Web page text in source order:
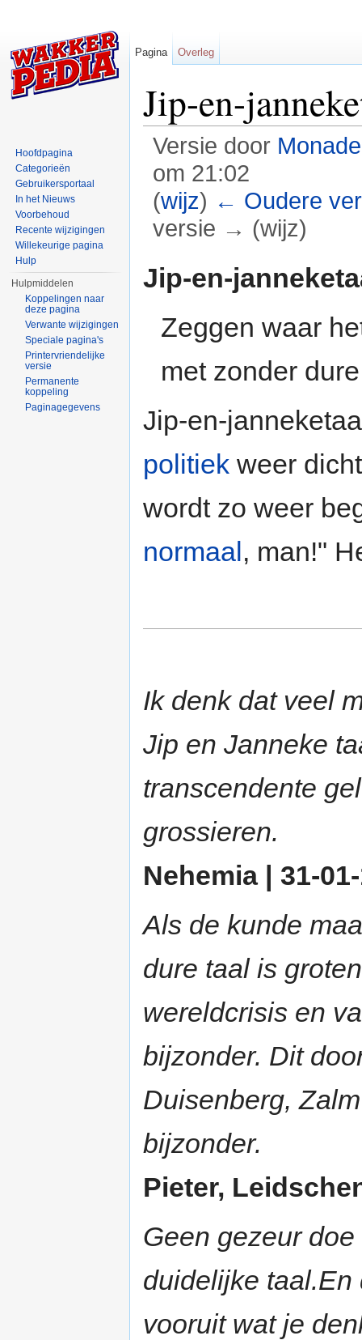
Jip-en-
Versie door Monade
om 21:02
(wijz) ← Oudere
versie → (wijz)
Jip-en-
Zeggen waar
met zonder
Jip-en-
politiek weer
wordt zo weer
normaal, man!"
Ik denk dat veel
Jip en Janneke
transcendente
grossieren.
Nehemia | 31-
Als de kunde
dure taal is
wereldcrisis en
bijzonder. Dit
Duisenberg,
bijzonder.
Pieter,
Geen gezeur
duidelijke taal.En
vooruit wat je
Pagina Overleg
Hoofdpagina
Categorieën
Gebruikersportaal
In het Nieuws
Voorbehoud
Recente wijzigingen
Willekeurige pagina
Hulp
Hulpmiddelen
Koppelingen naar
deze pagina
Verwante wijzigingen
Speciale pagina's
Printervriendelijke
versie
Permanente
koppeling
Paginagegevens